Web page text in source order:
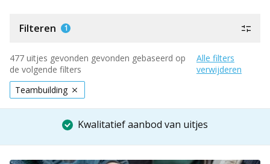
Filteren 1
477 uitjes gevonden gevonden gebaseerd op
de volgende filters
Alle filters
verwijderen
Teambuilding
Kwalitatief aanbod van uitjes